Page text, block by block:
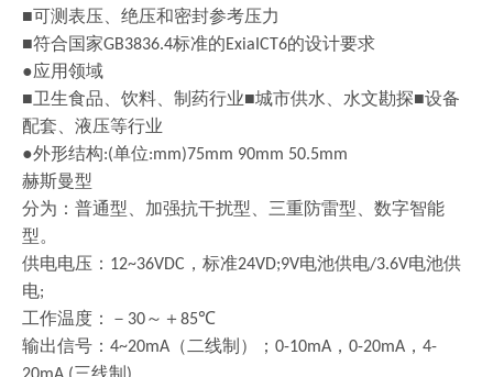
■可测表压、绝压和密封参考压力
■符合国家GB3836.4标准的ExiaICT6的设计要求
●应用领域
■卫生食品、饮料、制药行业■城市供水、水文勘探■设备
配套、液压等行业
●外形结构:(单位:mm)75mm 90mm 50.5mm
赫斯曼型
分为：普通型、加强抗干扰型、三重防雷型、数字智能
型。
供电电压： 12~36VDC ，标准24VD;9V电池供电/3.6V电池供
电;
工作温度：－ 30～＋85℃
输出信号： 4~20mA （二线制）； 0-10mA ， 0-20mA ， 4-
三线制